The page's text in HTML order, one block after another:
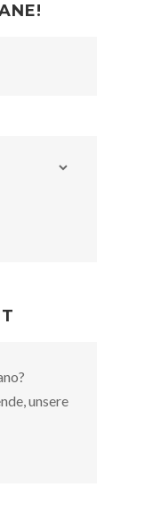
unsere